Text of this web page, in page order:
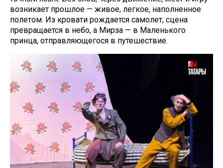
возникает прошлое — живое, легкое, наполненное
полетом. Из кровати рождается самолет, сцена
превращается в небо, а Мирза — в Маленького
принца, отправляющегося в путешествие.